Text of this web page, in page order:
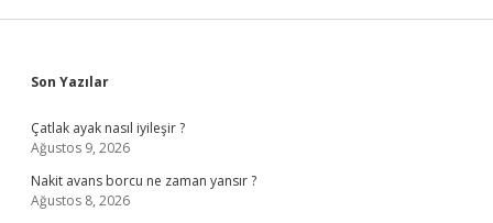
Sidebar
Son Yazılar
Çatlak ayak nasıl iyileşir ?
Ağustos 9, 2026
Nakit avans borcu ne zaman yansır ?
Ağustos 8, 2026